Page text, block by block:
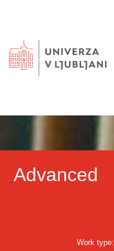
Advanced
Work type: